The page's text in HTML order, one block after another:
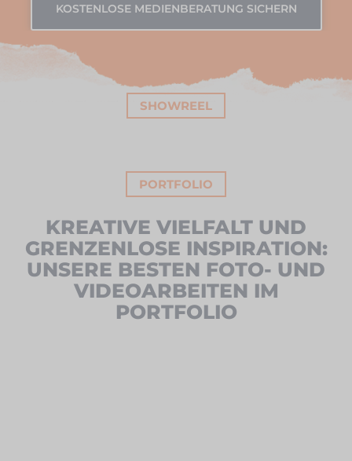
KOSTENLOSE MEDIENBERATUNG SICHERN
SHOWREEL
PORTFOLIO
KREATIVE VIELFALT UND
GRENZENLOSE INSPIRATION:
UNSERE BESTEN FOTO- UND
VIDEOARBEITEN IM
PORTFOLIO